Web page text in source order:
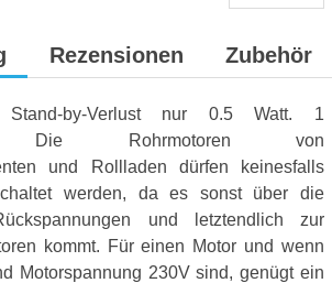
Rezensionen Zubehör
Stand-by-Verlust nur 0.5 Watt. 1
Die Rohrmotoren von
und Rollladen dürfen keinesfalls
werden, da es sonst über die
und letztendlich zur
kommt. Für einen Motor und wenn
Motorspannung 230V sind, genügt ein